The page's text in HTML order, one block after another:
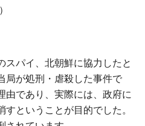
スパイ、北朝鮮に協力したと
局が処刑・虐殺した事件で
由であり、実際には、政府に
ということが目的でした。